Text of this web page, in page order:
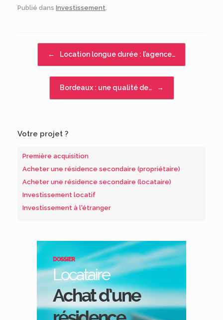
Publié dans Investissement.
← Location longue durée : l’agence…
Bordeaux : une qualité de… →
Votre projet ?
Première acquisition
Acheter une résidence secondaire (propriétaire)
Acheter une résidence secondaire (locataire)
Investissement locatif
Investissement à l'étranger